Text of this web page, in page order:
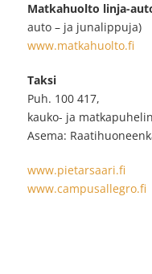
Matkahuolto linja-
auto – ja junalippuja)
www.matkahuolto.fi
Taksi
Puh. 100 417,
kauko- ja
Asema:
www.pietarsaari.fi
www.campusallegro.fi